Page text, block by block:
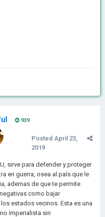
939
Posted April 23,
2019
sirve para defender y proteger
en guerra, osea al país que le
ademas de que te permite
como bajar
estados vecinos. Esta es una
imperialista sin